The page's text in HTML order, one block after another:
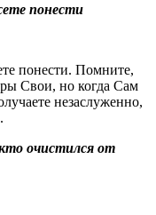
понести
понести. Помните,
Свои, но когда Сам
незаслуженно,
очистился от